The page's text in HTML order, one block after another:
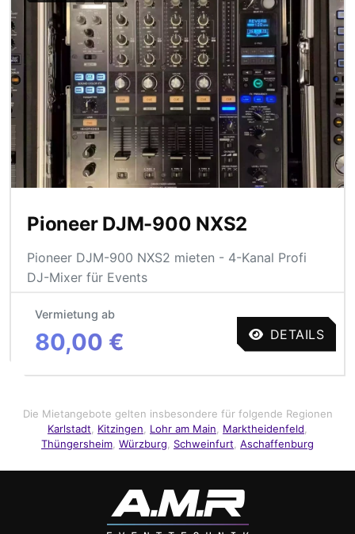
Pioneer DJM-900 NXS2
Pioneer DJM-900 NXS2 mieten - 4-Kanal Profi
DJ-Mixer für Events
Vermietung ab
80,00 € DETAILS
Die Mietangebote gelten insbesondere für folgende Regionen
Karlstadt
Kitzingen Lohr am Main Marktheidenfeld
Thüngersheim Würzburg Schweinfurt Aschaffenburg